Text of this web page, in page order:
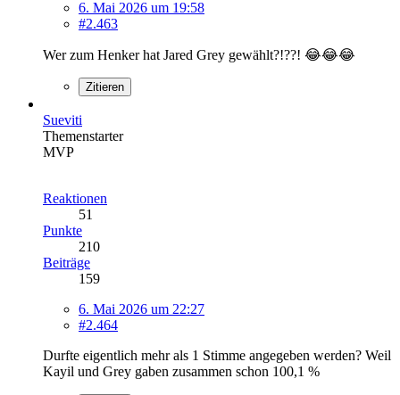
6. Mai 2026 um 19:58
#2.463
Wer zum Henker hat Jared Grey gewählt?!??! 😂😂😂
Zitieren
Sueviti
Themenstarter
MVP
Reaktionen
51
Punkte
210
Beiträge
159
6. Mai 2026 um 22:27
#2.464
Durfte eigentlich mehr als 1 Stimme angegeben werden? Weil
Kayil und Grey gaben zusammen schon 100,1 %